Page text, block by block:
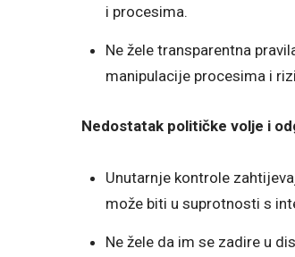
i procesima.
Ne žele transparentna
manipulacije procesima i
Nedostatak političke volje i
Unutarnje kontrole
može biti u suprotnosti s
Ne žele da im se zadire u